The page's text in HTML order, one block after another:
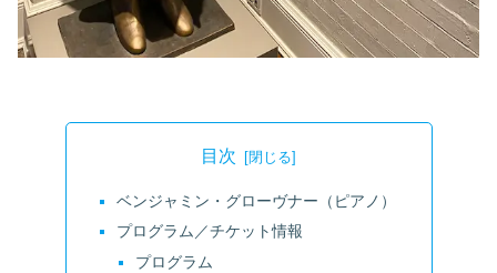
目次
ベンジャミン・グローヴナー（ピアノ）
プログラム／チケット情報
プログラム